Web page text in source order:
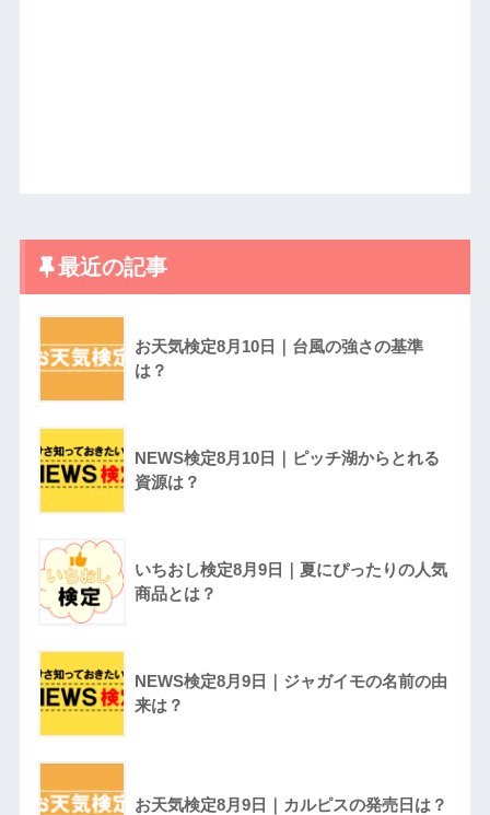
最近の記事
お天気検定8月10日｜台風の強さの基準
は？
NEWS検定8月10日｜ピッチ湖からとれる
資源は？
いちおし検定8月9日｜夏にぴったりの人気
商品とは？
NEWS検定8月9日｜ジャガイモの名前の由
来は？
お天気検定8月9日｜カルピスの発売日は？